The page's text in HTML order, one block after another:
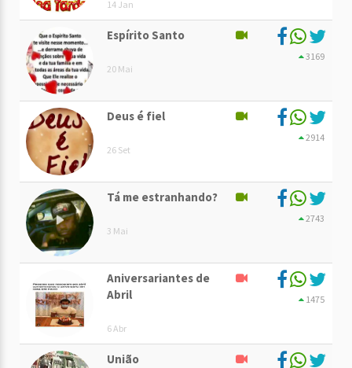
14 Jan
Espírito Santo
20 Mai
3169
Deus é fiel
26 Set
2914
Tá me estranhando?
3 Mai
2743
Aniversariantes de
Abril
6 Abr
1475
União